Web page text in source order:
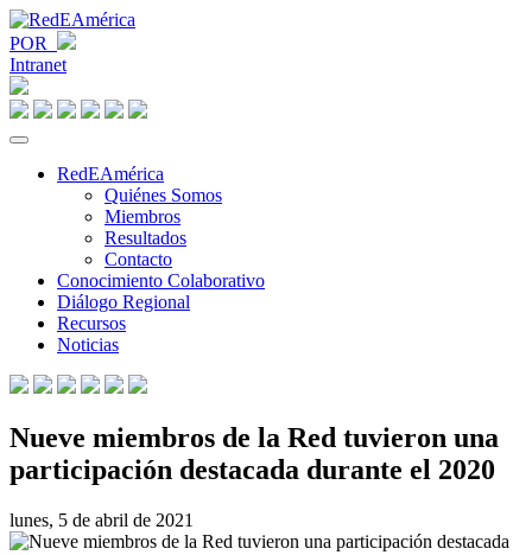
POR
Intranet
RedEAmérica
Quiénes Somos
Miembros
Resultados
Contacto
Conocimiento Colaborativo
Diálogo Regional
Recursos
Noticias
Nueve miembros de la Red tuvieron una
participación destacada durante el 2020
lunes, 5 de abril de 2021